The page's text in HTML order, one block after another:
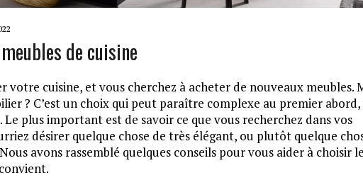
de cuisine
votre cuisine, et vous cherchez à acheter de nouveaux meubles.
? C’est un choix qui peut paraître complexe au premier abord,
Le plus important est de savoir ce que vous recherchez dans vos
désirer quelque chose de très élégant, ou plutôt quelque
avons rassemblé quelques conseils pour vous aider à choisir le